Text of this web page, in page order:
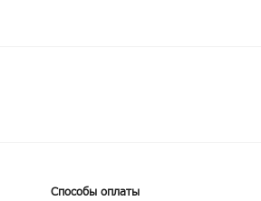
Способы оплаты